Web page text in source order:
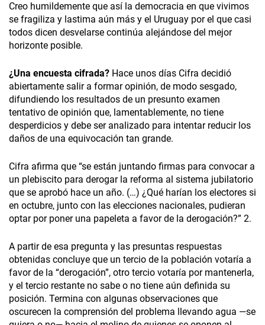
Creo humildemente que así la democracia en que vivimos
se fragiliza y lastima aún más y el Uruguay por el que casi
todos dicen desvelarse continúa alejándose del mejor
horizonte posible.
¿Una encuesta cifrada? Hace unos días Cifra decidió
abiertamente salir a formar opinión, de modo sesgado,
difundiendo los resultados de un presunto examen
tentativo de opinión que, lamentablemente, no tiene
desperdicios y debe ser analizado para intentar reducir los
daños de una equivocación tan grande.
Cifra afirma que “se están juntando firmas para convocar a
un plebiscito para derogar la reforma al sistema jubilatorio
que se aprobó hace un año. (…) ¿Qué harían los electores si
en octubre, junto con las elecciones nacionales, pudieran
optar por poner una papeleta a favor de la derogación?” 2.
A partir de esa pregunta y las presuntas respuestas
obtenidas concluye que un tercio de la población votaría a
favor de la “derogación”, otro tercio votaría por mantenerla,
y el tercio restante no sabe o no tiene aún definida su
posición. Termina con algunas observaciones que
oscurecen la comprensión del problema llevando agua —se